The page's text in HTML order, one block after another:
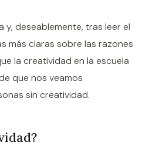
y, deseablemente, tras leer el
más claras sobre las razones
la creatividad en la escuela
que nos veamos
sin creatividad.